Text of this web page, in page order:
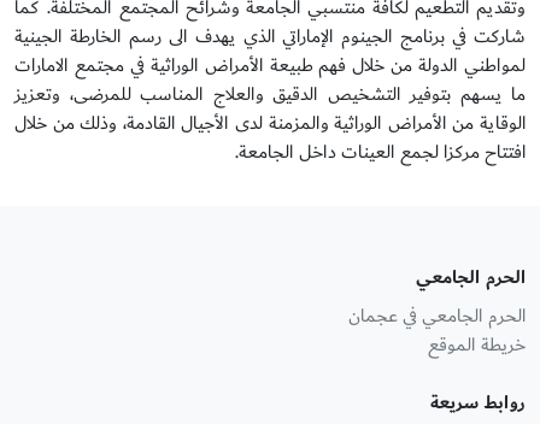
وتقديم التطعيم لكافة منتسبي الجامعة وشرائح المجتمع المختلفة. كما
شاركت في برنامج الجينوم الإماراتي الذي يهدف الى رسم الخارطة الجينية
لمواطني الدولة من خلال فهم طبيعة الأمراض الوراثية في مجتمع الامارات
ما يسهم بتوفير التشخيص الدقيق والعلاج المناسب للمرضى، وتعزيز
الوقاية من الأمراض الوراثية والمزمنة لدى الأجيال القادمة، وذلك من خلال
افتتاح مركزا لجمع العينات داخل الجامعة.
الحرم الجامعي
الحرم الجامعي في عجمان
خريطة الموقع
روابط سريعة